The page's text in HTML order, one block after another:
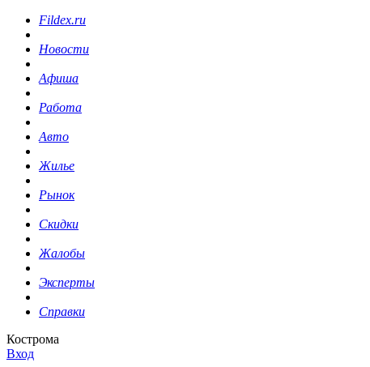
Fildex.ru
Новости
Афиша
Работа
Авто
Жилье
Рынок
Скидки
Жалобы
Эксперты
Справки
Кострома
Вход